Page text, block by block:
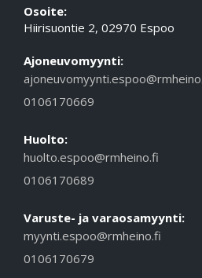
Osoite:
Hiirisuontie 2, 02970 Espoo
Ajoneuvomyynti:
0106170669
Huolto:
huolto.espoo@rmheino.fi
0106170689
Varuste- ja varaosamyynti:
myynti.espoo@rmheino.fi
0106170679